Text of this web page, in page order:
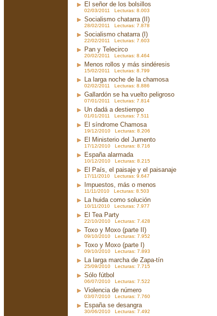
El señor de los bolsillos
02/03/2011 Lecturas: 8.003
Socialismo chatarra (II)
28/02/2011 Lecturas: 7.878
Socialismo chatarra (I)
22/02/2011 Lecturas: 7.603
Pan y Telecirco
20/02/2011 Lecturas: 8.464
Menos rollos y más sindéresis
15/02/2011 Lecturas: 8.799
La larga noche de la chamosa
02/02/2011 Lecturas: 8.886
Gallardón se ha vuelto peligroso
07/01/2011 Lecturas: 7.814
Un dadá a destiempo
01/01/2011 Lecturas: 7.511
El síndrome Chamosa
19/12/2010 Lecturas: 8.206
El Ministerio del Jumento
17/12/2010 Lecturas: 8.716
España alarmada
10/12/2010 Lecturas: 8.215
El País, el paisaje y el paisanaje
17/11/2010 Lecturas: 9.647
Impuestos, más o menos
11/11/2010 Lecturas: 8.503
La huida como solución
10/11/2010 Lecturas: 7.977
El Tea Party
22/10/2010 Lecturas: 7.428
Toxo y Moxo (parte II)
09/10/2010 Lecturas: 7.952
Toxo y Moxo (parte I)
09/10/2010 Lecturas: 7.893
La larga marcha de Zapa-tín
25/09/2010 Lecturas: 7.715
Sólo fútbol
06/07/2010 Lecturas: 7.522
Violencia de número
03/07/2010 Lecturas: 7.760
España se desangra
30/06/2010 Lecturas: 7.492